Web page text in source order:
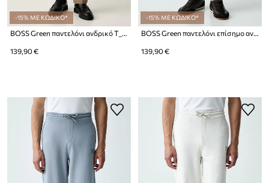
-15% ΜΕ ΚΩΔΙΚΟ*
139,90 €
-15% ΜΕ ΚΩΔΙΚΟ*
139,90 €